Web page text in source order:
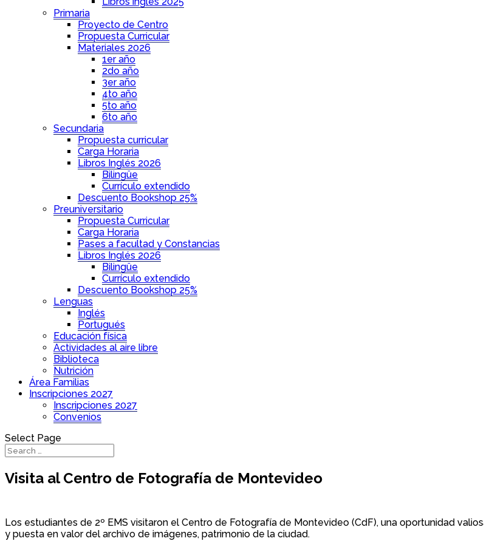
Primaria
Proyecto de Centro
Propuesta Curricular
Materiales 2026
1er año
2do año
3er año
4to año
5to año
6to año
Secundaria
Propuesta curricular
Carga Horaria
Libros Inglés 2026
Bilingüe
Currículo extendido
Descuento Bookshop 25%
Preuniversitario
Propuesta Curricular
Carga Horaria
Pases a facultad y Constancias
Libros Inglés 2026
Bilingüe
Currículo extendido
Descuento Bookshop 25%
Lenguas
Inglés
Portugués
Educación física
Actividades al aire libre
Biblioteca
Nutrición
Área Familias
Inscripciones 2027
Inscripciones 2027
Convenios
Select Page
Visita al Centro de Fotografía de Montevideo
Los estudiantes de 2º EMS visitaron el Centro de Fotografía de Montevideo (CdF), una oportunidad
y puesta en valor del archivo de imágenes, patrimonio de la ciudad.